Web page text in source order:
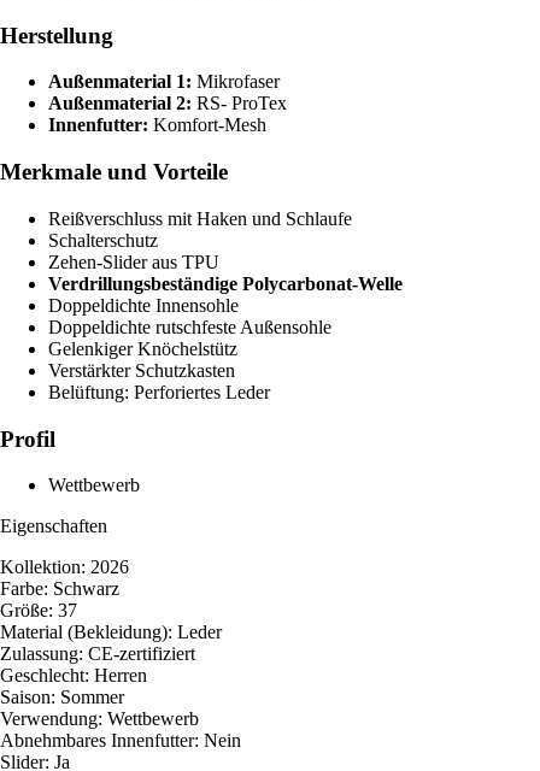
Herstellung
Außenmaterial 1: Mikrofaser
Außenmaterial 2: RS- ProTex
Innenfutter: Komfort-Mesh
Merkmale und Vorteile
Reißverschluss mit Haken und Schlaufe
Schalterschutz
Zehen-Slider aus TPU
Verdrillungsbeständige Polycarbonat-Welle
Doppeldichte Innensohle
Doppeldichte rutschfeste Außensohle
Gelenkiger Knöchelstütz
Verstärkter Schutzkasten
Belüftung: Perforiertes Leder
Profil
Wettbewerb
Eigenschaften
Kollektion: 2026
Farbe: Schwarz
Größe: 37
Material (Bekleidung): Leder
Zulassung: CE-zertifiziert
Geschlecht: Herren
Saison: Sommer
Verwendung: Wettbewerb
Abnehmbares Innenfutter: Nein
Slider: Ja